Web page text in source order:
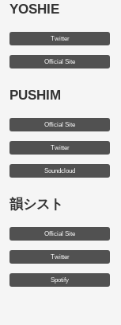
YOSHIE
Twitter
Official Site
PUSHIM
Official Site
Twitter
Soundcloud
韻シスト
Official Site
Twitter
Spotify